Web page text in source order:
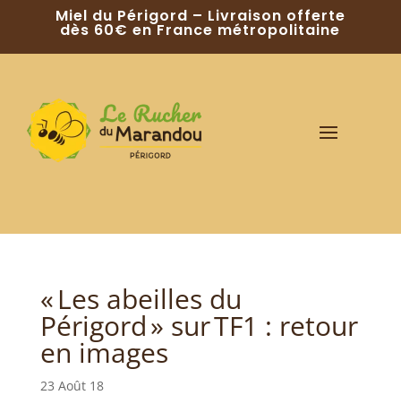
Miel du Périgord – Livraison offerte
dès 60€ en France métropolitaine
« Les abeilles du
Périgord » sur TF1 : retour
en images
23 Août 18